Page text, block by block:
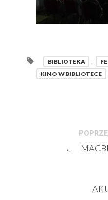
BIBLIOTEKA ,
KINO W BIBLIOTECE
←